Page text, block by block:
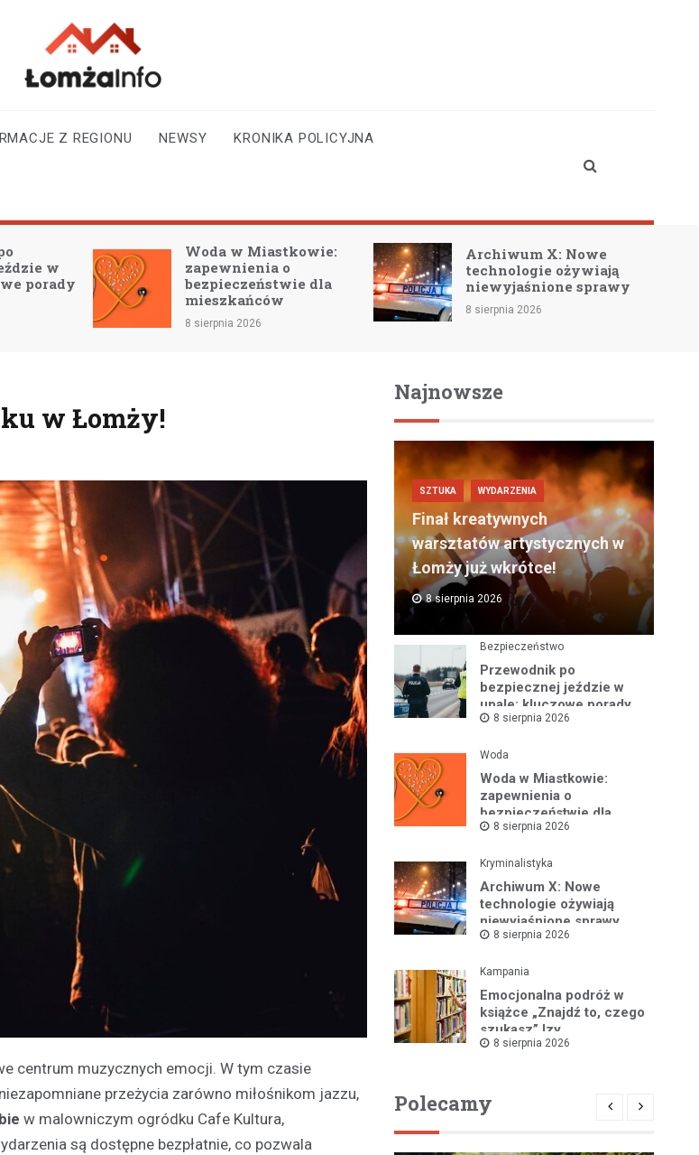
i okolicy
Z REGIONU NEWSY KRONIKA POLICYJNA
Woda w Miastkowie:
zapewnienia o
bezpieczeństwie dla
mieszkańców
8 sierpnia 2026
Archiwum X: Nowe
technologie ożywiają
niewyjaśnione sprawy
8 sierpnia 2026
w Łomży!
centrum muzycznych emocji. W tym czasie
przeżycia zarówno miłośnikom jazzu,
w malowniczym ogródku Cafe Kultura,
są dostępne bezpłatnie, co pozwala
Najnowsze
SZTUKA WYDARZENIA
Finał kreatywnych
warsztatów artystycznych w
Łomży już wkrótce!
8 sierpnia 2026
Bezpieczeństwo
Przewodnik po
bezpiecznej jeździe w
upale: kluczowe porady
na gorące dni
8 sierpnia 2026
Woda
Woda w Miastkowie:
zapewnienia o
bezpieczeństwie dla
mieszkańców
8 sierpnia 2026
Kryminalistyka
Archiwum X: Nowe
technologie ożywiają
niewyjaśnione sprawy
8 sierpnia 2026
Kampania
Emocjonalna podróż w
książce „Znajdź to, czego
szukasz” Izy
Maciejewskiej!
8 sierpnia 2026
Polecamy